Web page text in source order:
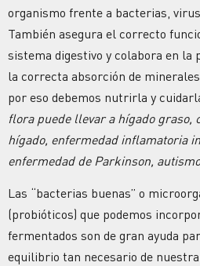
organismo frente a bacterias, virus
También asegura el correcto
sistema digestivo y colabora en la
la correcta absorción de
por eso debemos nutrirla y
flora puede llevar a hígado graso,
hígado, enfermedad inflamatoria
enfermedad de Parkinson, autismo
Las “bacterias buenas” o
(probióticos) que podemos
fermentados son de gran ayuda
equilibrio tan necesario de